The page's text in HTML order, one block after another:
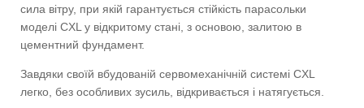
Телескопічна колона
Вага нетто при встановленні
сила вітру, при якій гарантується стійкість парасольки
моделі CXL у відкритому стані, з основою, залитою в
цементний фундамент.
Завдяки своїй вбудованій сервомеханічній системі CXL
легко, без особливих зусиль, відкривається і натягується.